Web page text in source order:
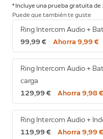
* Incluye una prueba gratuita de
Puede que también te guste
Ring Intercom Audio +
99,99 €
Ahorra 9,99 €
Ring Intercom Audio +
carga
129,99 €
Ahorra 9,98 €
Ring Intercom Audio +
119,99 €
Ahorra 9,99 €